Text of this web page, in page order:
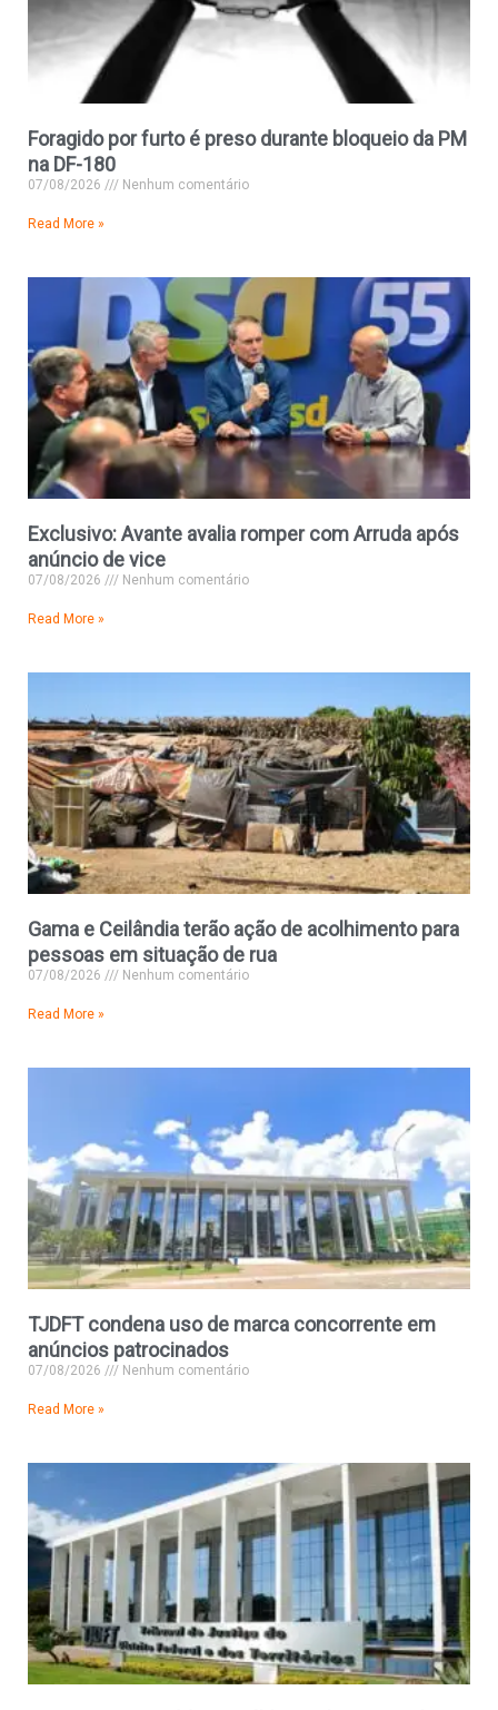
Foragido por furto é preso durante bloqueio da PM
na DF-180
07/08/2026 Nenhum comentário
Read More »
Exclusivo: Avante avalia romper com Arruda após
anúncio de vice
07/08/2026 Nenhum comentário
Read More »
Gama e Ceilândia terão ação de acolhimento para
pessoas em situação de rua
07/08/2026 Nenhum comentário
Read More »
TJDFT condena uso de marca concorrente em
anúncios patrocinados
07/08/2026 Nenhum comentário
Read More »